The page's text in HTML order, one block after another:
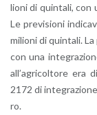
lio­ni di quin­ta­li, con
Le pre­vi­sio­ni
mi­lio­ni di quin­ta­li.
con una
al­l’a­gri­col­to­re era
2172 di
ro.